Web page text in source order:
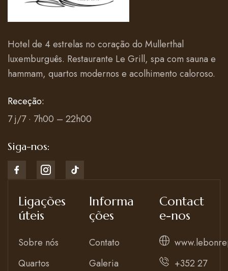
Hotel de 4 estrelas no coração do Mullerthal
luxemburguês. Restaurante Le Grill, spa com sauna e
hammam, quartos modernos e acolhimento caloroso.
Receção:
7 j/7 · 7h00 – 22h00
Siga-nos:
Ligações
úteis
Sobre nós
Quartos
Informa
ções
Contato
Galeria
Contact
e-nos
+352 27